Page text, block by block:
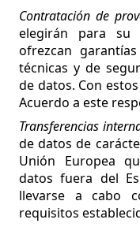
Contratación de
elegirán para su
ofrezcan
técnicas y de
de datos. Con
Acuerdo a este
Transferencias
de datos de
Unión Europea
datos fuera del
llevarse a cabo
requisitos